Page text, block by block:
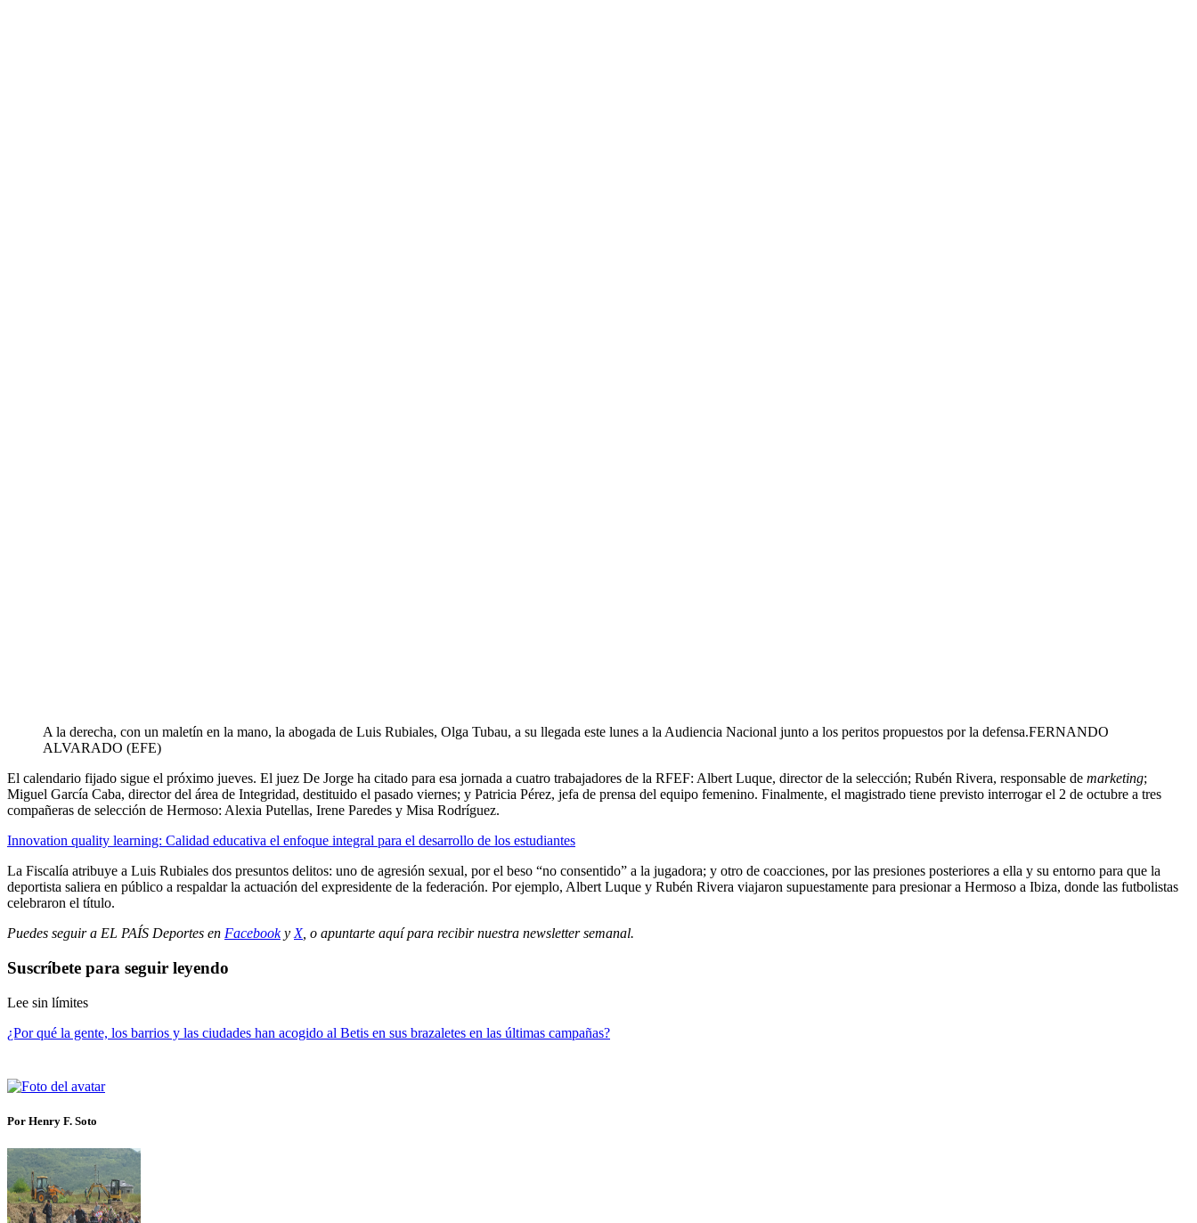
A la derecha, con un maletín en la mano, la abogada de Luis Rubiales, Olga Tubau, a su llegada este lunes a la Audiencia Nacional junto a los peritos propuestos por la defensa.FERNANDO
ALVARADO (EFE)
El calendario fijado sigue el próximo jueves. El juez De Jorge ha citado para esa jornada a cuatro trabajadores de la RFEF: Albert Luque, director de la selección; Rubén Rivera, responsable de marketing;
Miguel García Caba, director del área de Integridad, destituido el pasado viernes; y Patricia Pérez, jefa de prensa del equipo femenino. Finalmente, el magistrado tiene previsto interrogar el 2 de octubre a tres
compañeras de selección de Hermoso: Alexia Putellas, Irene Paredes y Misa Rodríguez.
Innovation quality learning: Calidad educativa el enfoque integral para el desarrollo de los estudiantes
La Fiscalía atribuye a Luis Rubiales dos presuntos delitos: uno de agresión sexual, por el beso “no consentido” a la jugadora; y otro de coacciones, por las presiones posteriores a ella y su entorno para que la
deportista saliera en público a respaldar la actuación del expresidente de la federación. Por ejemplo, Albert Luque y Rubén Rivera viajaron supuestamente para presionar a Hermoso a Ibiza, donde las futbolistas
celebraron el título.
Puedes seguir a EL PAÍS Deportes en Facebooky X, o apuntarte aquí para recibirnuestra newsletter semanal.
Suscríbete para seguir leyendo
Lee sin límites
¿Por qué la gente, los barrios y las ciudades han acogido al Betis en sus brazaletes en las últimas campañas?
Por Henry F. Soto